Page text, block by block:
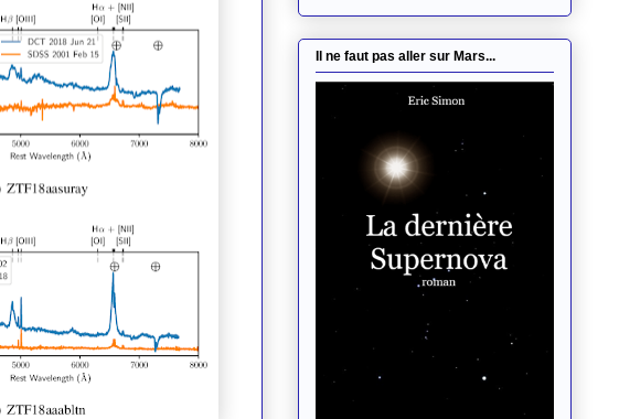
Il ne faut pas aller sur Mars...